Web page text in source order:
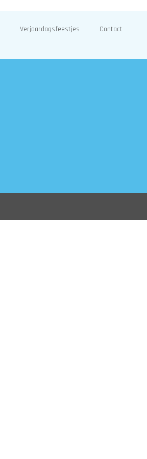
Verjaardagsfeestjes Contact